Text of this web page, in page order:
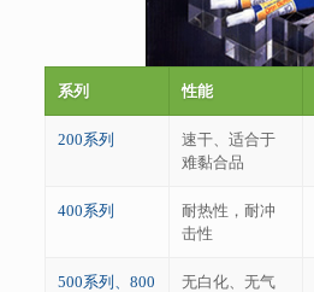
系列 性能
200系列
速干、适合于
难黏合品
400系列
耐热性，耐冲
击性
500系列、800
无白化、无气